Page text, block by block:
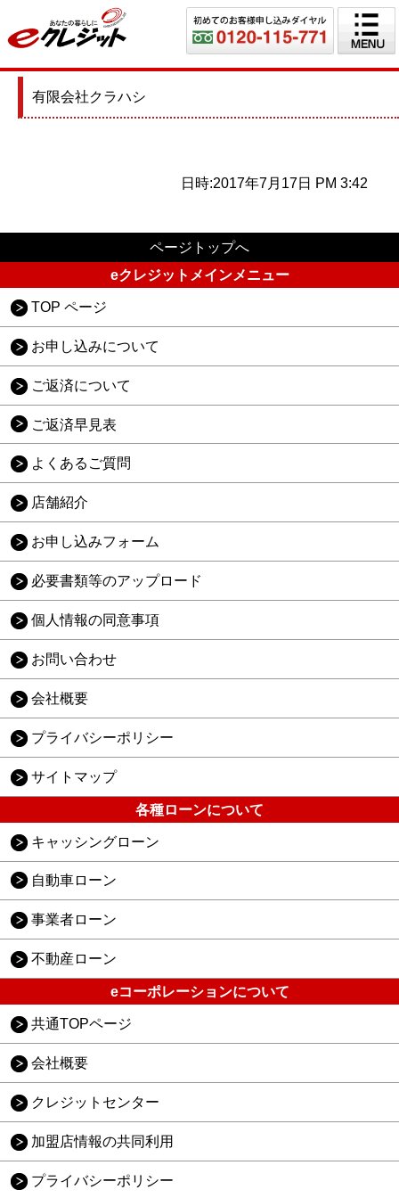
有限会社クラハシ
日時:2017年7月17日 PM 3:42
ページトップへ
eクレジットメインメニュー
TOP ページ
お申し込みについて
ご返済について
ご返済早見表
よくあるご質問
店舗紹介
お申し込みフォーム
必要書類等のアップロード
個人情報の同意事項
お問い合わせ
会社概要
プライバシーポリシー
サイトマップ
各種ローンについて
キャッシングローン
自動車ローン
事業者ローン
不動産ローン
eコーポレーションについて
共通TOPページ
会社概要
クレジットセンター
加盟店情報の共同利用
プライバシーポリシー